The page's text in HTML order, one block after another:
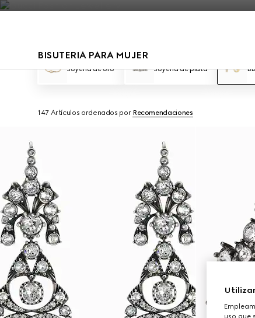
BISUTERIA PARA MUJER
Joyería de oro Joyería de plata
147 Artículos ordenados por Recomendaciones
uso que